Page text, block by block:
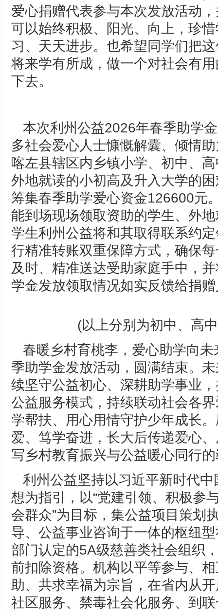
爱心捐赠代表参与本次发放活动
可以始终积极、阳光、向上，珍
习、天天进步。也希望同学们把
将来学有所成，做一个对社会有
下去。
本次利州公益2026年春季助学
多社会爱心人士慷慨解囊、倾情
喀左县辖区内乡镇小学、初中、
外地就读的小初高及升入大学的
筹集春季助学爱心资金126600元
能到场现场领取资助的学生、外
学生利州公益将和其取得联系约
行精准转账双重保障方式，确保
及时、精准送达受助家庭手中，
学金发放领取情况如实反馈给捐
(以上分别为初中、高
春暖乡村育桃李，爱心助学向
季助学金发放活动，圆满结束。
续坚守公益初心、深耕助学事业
公益服务模式，持续联动社会各
学帮扶、用心用情守护少年成长
爱、笃学奋进，长大后传递爱心
写乡村教育振兴与公益暖心同行
利州公益坚持以习近平新时代
想为指引，以“党建引领、积极参
会群众”为目标，集公益项目策划
导、公益事业咨询于一体的枢纽
部门认定的5A级慈善类社会组织
前扣除资格。机构以平等参与、
助、共求幸福为宗旨，在省内从
社区服务、禁毒社会化服务、到